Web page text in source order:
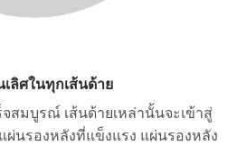
ลิศในทุกเส้นด้าย
สมบูรณ์ เส้นด้ายเหล่านั้นจะเข้าสู่
ผ่นรองหลังที่แข็งแรง แผ่นรองหลัง